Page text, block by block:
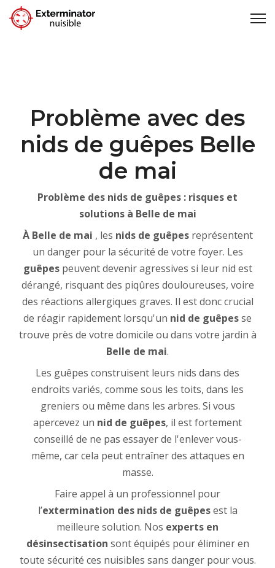
Problème avec des
nids de guêpes Belle
de mai
Problème des nids de guêpes : risques et
solutions à Belle de mai
À Belle de mai , les nids de guêpesreprésentent
un danger pour la sécurité de votre foyer. Les
guêpespeuvent devenir agressives si leur nid est
dérangé, risquant des piqûres douloureuses, voire
des réactions allergiques graves. Il est donc crucial
de réagir rapidement lorsqu'un nid de guêpesse
trouve près de votre domicile ou dans votre jardin à
Belle de mai.
Les guêpes construisent leurs nids dans des
endroits variés, comme sous les toits, dans les
greniers ou même dans les arbres. Si vous
apercevez un nid de guêpes, il est fortement
conseillé de ne pas essayer de l'enlever vous-
même, car cela peut entraîner des attaques en
masse.
Faire appel à un professionnel pour
l’extermination des nids de guêpesest la
meilleure solution. Nos experts en
désinsectisation sont équipés pour éliminer en
toute sécurité ces nuisibles sans danger pour vous.